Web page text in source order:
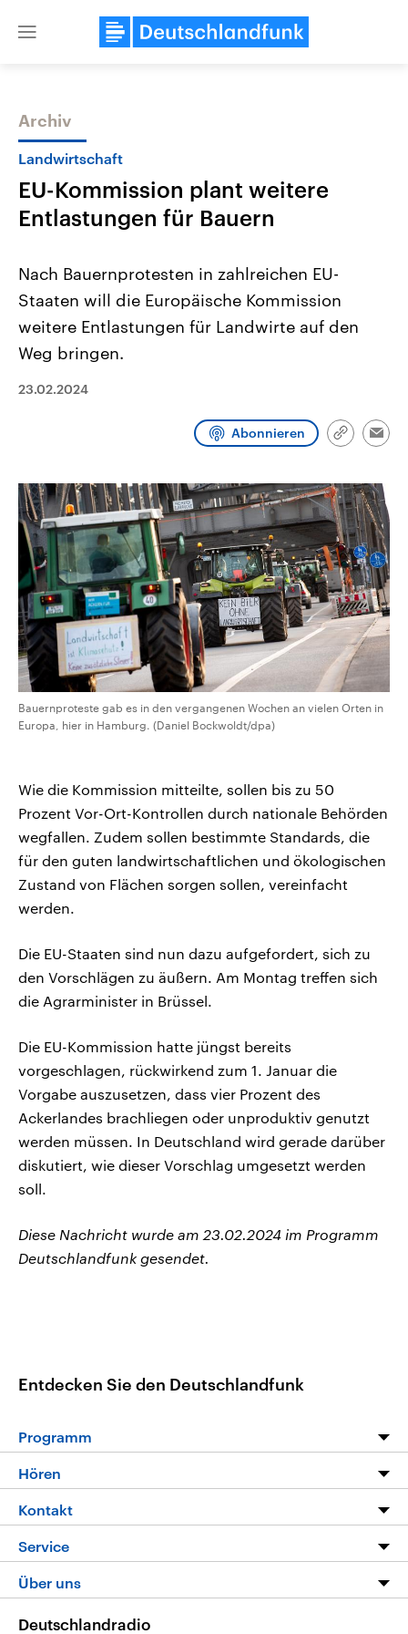
Close
Themen
Landtagswahl Sachsen-Anhalt
2026
Alle Informationen
Sachsen-Anhalt wählt am 6.
Landtag. Seit 2021 wird das
Wahlprogramme, aktuelle Berichte
Wahl.
USA
Aktuelle Beiträge,
aktuelle Weltgeschehen.
Audio-Archiv
Archiv
Landwirtschaft
EU-Kommission plant weitere
Entlastungen für Bauern
Nach Bauernprotesten in zahlreichen EU-
Staaten will die Europäische Kommission
weitere Entlastungen für Landwirte auf den
Weg bringen.
23.02.2024
Abonnieren
Link
Bauernproteste gab es in den vergangenen Wochen an vielen Orten in
Europa, hier in Hamburg. (Daniel Bockwoldt/dpa)
Wie die Kommission mitteilte, sollen bis zu 50
Prozent Vor-Ort-Kontrollen durch nationale Behörden
wegfallen. Zudem sollen bestimmte Standards, die
für den guten landwirtschaftlichen und ökologischen
Zustand von Flächen sorgen sollen, vereinfacht
werden.
Die EU-Staaten sind nun dazu aufgefordert, sich zu
den Vorschlägen zu äußern. Am Montag treffen sich
die Agrarminister in Brüssel.
Die EU-Kommission hatte jüngst bereits
vorgeschlagen, rückwirkend zum 1. Januar die
Vorgabe auszusetzen, dass vier Prozent des
Ackerlandes brachliegen oder unproduktiv genutzt
werden müssen. In Deutschland wird gerade darüber
diskutiert, wie dieser Vorschlag umgesetzt werden
soll.
Diese Nachricht wurde am 23.02.2024 im Programm
Deutschlandfunk gesendet.
Entdecken Sie den Deutschlandfunk
Programm
Programm
Die Nachrichten
Nachrichtenleicht
Neue Beiträge auf dlf.de
Hören
Livestream
Podcasts
Deutschlandfunk App
Nachrichten App
Kontakt
Hörerservice
Service
FAQ
Über uns
Deutschlandradio